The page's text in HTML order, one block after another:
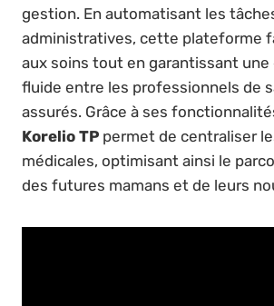
gestion. En automatisant les
administratives, cette plateforme
aux soins tout en garantissant
fluide entre les professionnels de
assurés. Grâce à ses
Korelio TP permet de centraliser
médicales, optimisant ainsi le
des futures mamans et de leurs